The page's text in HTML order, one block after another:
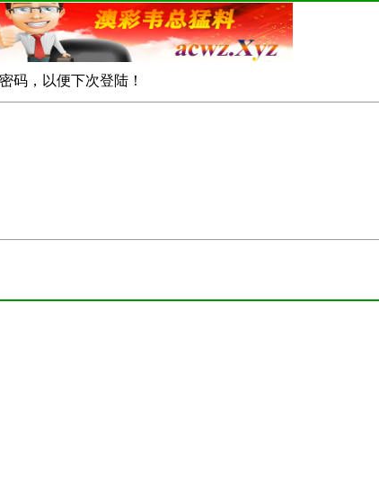
码，以便下次登陆！